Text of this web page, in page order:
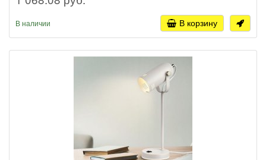
В наличии В корзину